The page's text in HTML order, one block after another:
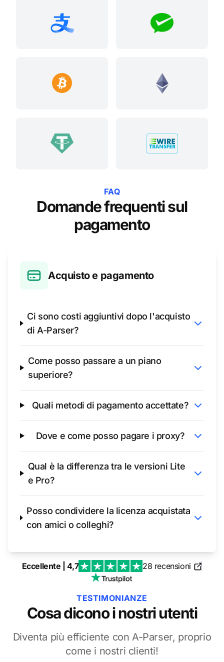
FAQ
Domande frequenti sul
pagamento
Acquisto e pagamento
Ci sono costi aggiuntivi dopo l'acquisto
di A-Parser?
Come posso passare a un piano
superiore?
Quali metodi di pagamento accettate?
Dove e come posso pagare i proxy?
Qual è la differenza tra le versioni Lite
e Pro?
Posso condividere la licenza acquistata
con amici o colleghi?
Eccellente | 4,7 28 recensioni |
TESTIMONIANZE
Cosa dicono i nostri utenti
Diventa più efficiente con A-Parser, proprio
come i nostri clienti!